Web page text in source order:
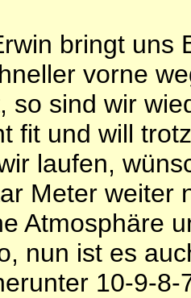
bringt uns
vorne
so sind wir
fit und will
laufen,
Meter weiter
Atmosphäre
nun ist es
10-9-8-